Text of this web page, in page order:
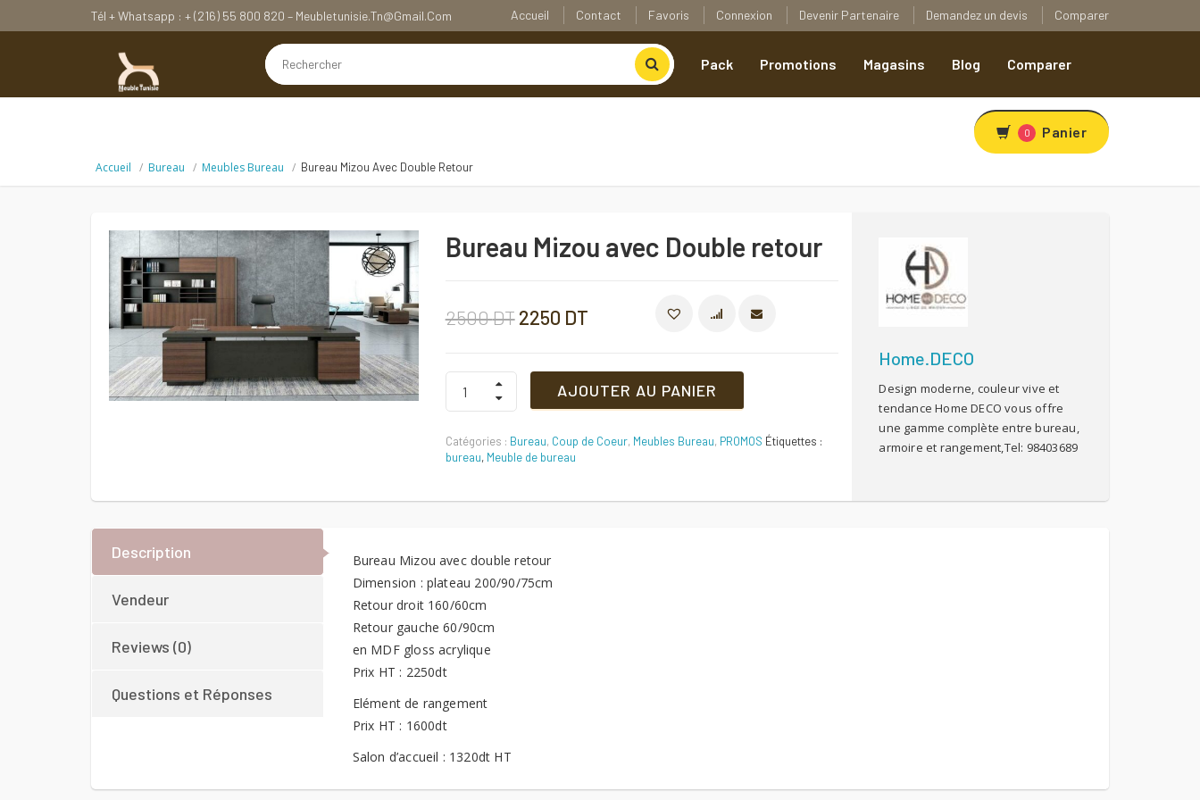
Accueil Contact Favoris Connexion Devenir Partenaire Demandez un devis Comparer
Tél + Whatsapp : + (216) 55 800 820 – Meubletunisie.tn@gmail.com
Pack Promotions Magasins Blog Comparer
0 Panier
Accueil Bureau Meubles Bureau Bureau Mizou Avec Double Retour
Bureau Mizou avec Double retour
2500DT Le
initial
était :
2250 DTLe
actuel
est :
COMPARER
Bureau
Mizou
avec
retour
Quantité
AJOUTER AU PANIER
Catégories : Bureau, Coup de Coeur, Meubles Bureau, PROMOS Étiquettes :
bureau, Meuble de bureau
Home.DECO
Design moderne, couleur vive et
tendance Home DECO vous offre
une gamme complète entre bureau,
armoire et rangement,Tel: 98403689
Description
Vendeur
Reviews (0)
Questions et Réponses
Bureau Mizou avec double retour
Dimension : plateau 200/90/75cm
Retour droit 160/60cm
Retour gauche 60/90cm
en MDF gloss acrylique
Prix HT : 2250dt
Elément de rangement
Prix HT : 1600dt
Salon d’accueil : 1320dt HT